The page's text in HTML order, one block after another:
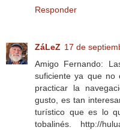
Responder
ZáLeZ 17 de
Amigo Fernando:
suficiente ya que no
practicar la
gusto, es tan
turístico que es lo
tobalinés. http://